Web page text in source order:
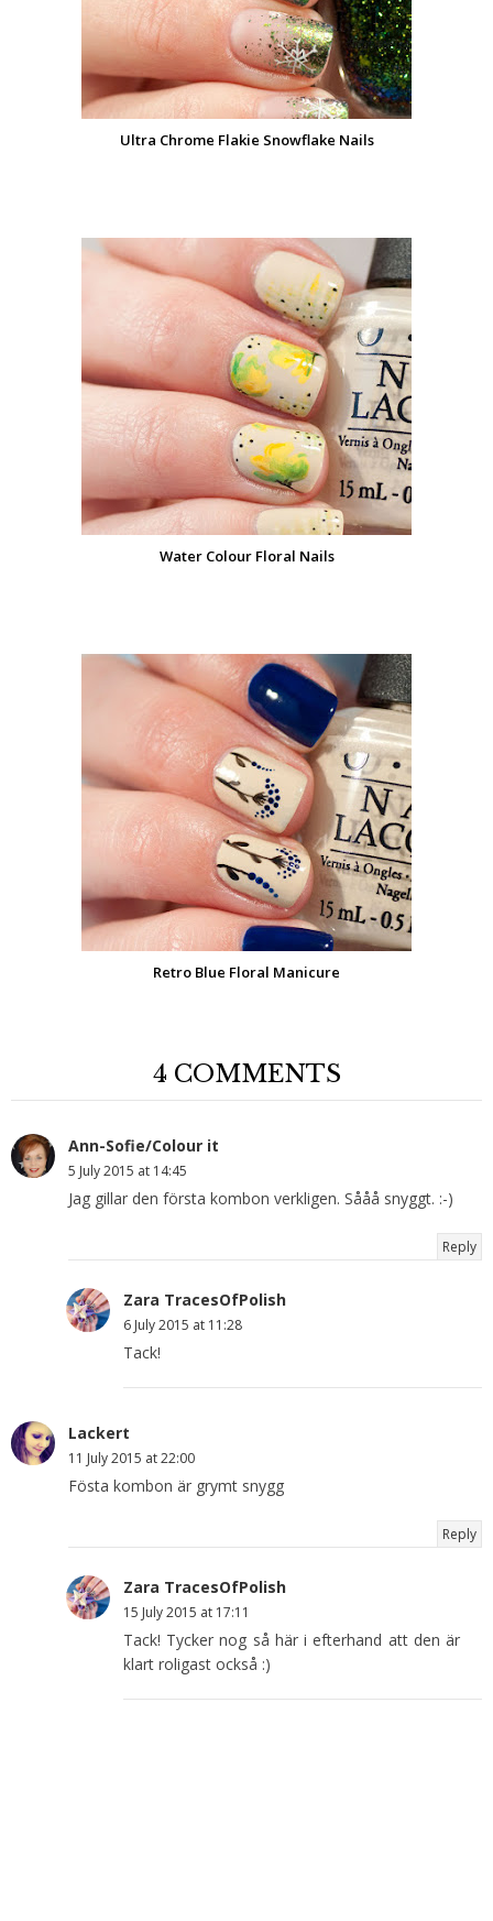
Ultra Chrome Flakie Snowflake Nails
Water Colour Floral Nails
Retro Blue Floral Manicure
4 COMMENTS
Ann-Sofie/Colour it
5 July 2015 at 14:45
Jag gillar den första kombon verkligen. Sååå snyggt. :-)
Reply
Zara TracesOfPolish
6 July 2015 at 11:28
Tack!
Lackert
11 July 2015 at 22:00
Fösta kombon är grymt snygg
Reply
Zara TracesOfPolish
15 July 2015 at 17:11
Tack! Tycker nog så här i efterhand att den är
klart roligast också :)